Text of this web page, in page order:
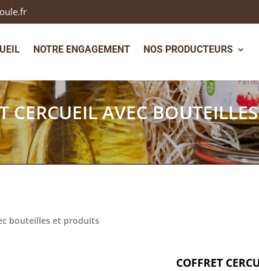
NOTRE ENGAGEMENT NOS PRODUCTEURS
CERCUEIL AVEC
bouteilles et produits
COFFRET